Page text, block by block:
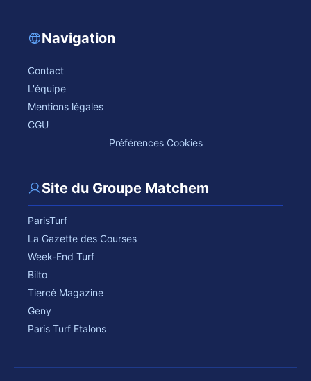
Navigation
Contact
L'équipe
Mentions légales
CGU
Préférences Cookies
Site du Groupe Matchem
ParisTurf
La Gazette des Courses
Week-End Turf
Bilto
Tiercé Magazine
Geny
Paris Turf Etalons